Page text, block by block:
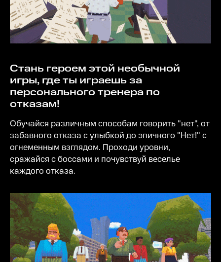
Стань героем этой необычной
игры, где ты играешь за
персонального тренера по
отказам!
Обучайся различным способам говорить "нет", от
забавного отказа с улыбкой до эпичного "Нет!" с
огнеменным взглядом. Проходи уровни,
сражайся с боссами и почувствуй веселье
каждого отказа.